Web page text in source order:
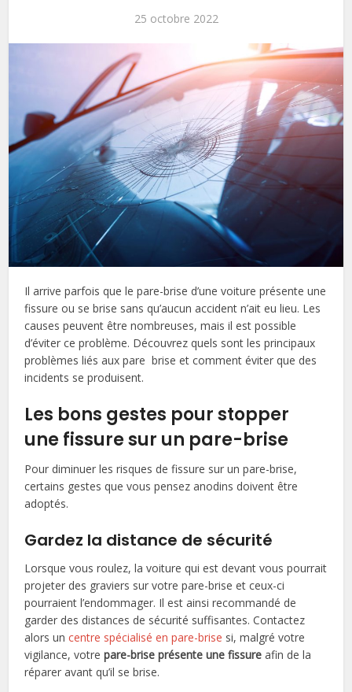
25 octobre 2022
Il arrive parfois que le pare-brise d’une voiture présente une
fissure ou se brise sans qu’aucun accident n’ait eu lieu. Les
causes peuvent être nombreuses, mais il est possible
d’éviter ce problème. Découvrez quels sont les principaux
problèmes liés aux pare brise et comment éviter que des
incidents se produisent.
Les bons gestes pour stopper
une fissure sur un pare-brise
Pour diminuer les risques de fissure sur un pare-brise,
certains gestes que vous pensez anodins doivent être
adoptés.
Gardez la distance de sécurité
Lorsque vous roulez, la voiture qui est devant vous pourrait
projeter des graviers sur votre pare-brise et ceux-ci
pourraient l’endommager. Il est ainsi recommandé de
garder des distances de sécurité suffisantes. Contactez
alors uncentre spécialisé en pare-brise si, malgré votre
vigilance, votrepare-brise présente une fissure afin de la
réparer avant qu’il se brise.